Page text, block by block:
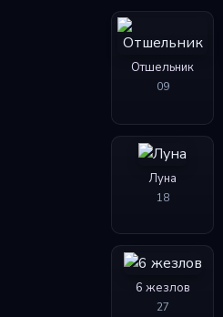
Отшельник
09
Луна
18
6 жезлов
27